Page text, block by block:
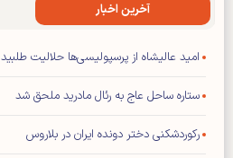
آخرین اخبار
امید عالیشاه از پرسپولیسی‌ها حلالیت طلبید
ستاره ساحل عاج به رئال مادرید ملحق شد
رکوردشکنی دختر دونده ایران در بلاروس